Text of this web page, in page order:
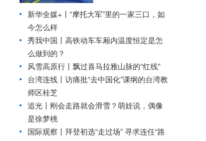
新华全媒+丨 “摩托大军”里的一家三口，如
今怎么样
秀我中国丨 高铁动车车厢内温度恒定是怎
么做到的？
风雪高原行丨飘过喜马拉雅山脉的“红线”
台湾连线丨 访痛批“去中国化”课纲的台湾教
师区桂芝
追光丨 刚会走路就会滑雪？萌娃说，偶像
是徐梦桃
国际观察丨 拜登初选“走过场” 寻求连任“路